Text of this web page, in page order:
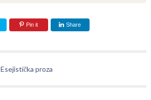
Pin it Share
Esejistička proza